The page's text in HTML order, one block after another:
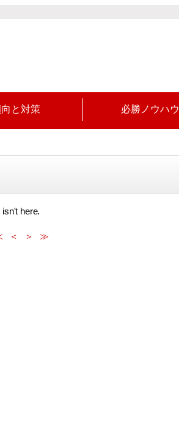
と対策 必勝ノウハウ
here.
＜ ＞ ≫